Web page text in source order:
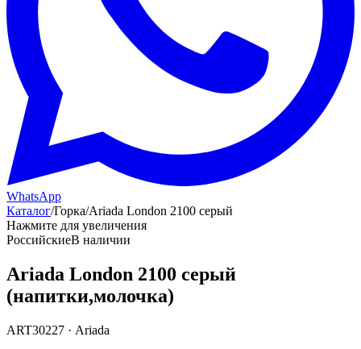
WhatsApp
Каталог/Горка/Ariada London 2100 серый
Нажмите для увеличения
РоссийскиеВ наличии
Ariada London 2100 серый
(напитки,молочка)
ART30227 · Ariada